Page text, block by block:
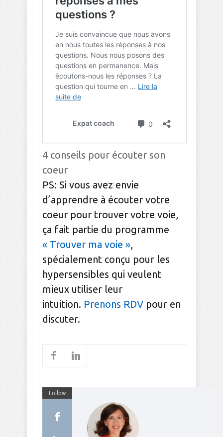
4 conseils pour écouter son
coeur
PS: Si vous avez envie
d’apprendre à écouter votre
coeur pour trouver votre voie,
ça fait partie du programme
« Trouver ma voie »,
spécialement conçu pour les
hypersensibles qui veulent
mieux utiliser leur
intuition. Prenons RDV pour en
discuter.
Follow